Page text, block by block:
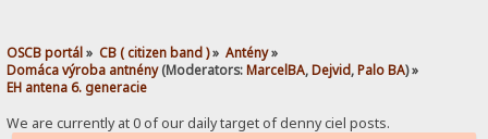
OSCB portál» CB ( citizen band )» Antény»
Domáca výroba antnény(Moderators:MarcelBA,Dejvid,Palo BA) »
EH antena 6. generacie
We are currently at 0 of our daily target of denny ciel posts.